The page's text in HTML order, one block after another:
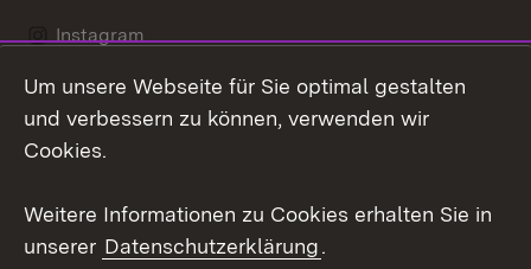
Instagram
Social Wall
Um unsere Webseite für Sie optimal gestalten
und verbessern zu können, verwenden wir
Cookies.
Weitere Informationen zu Cookies erhalten Sie in
unserer Datenschutzerklärung.